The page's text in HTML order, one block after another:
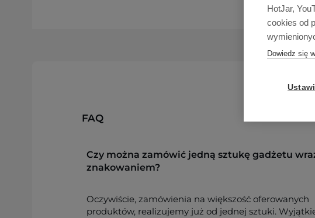
HotJar,
cookies od
Dowiedz się
FAQ
Czy można zamówić jedną sztukę gadżetu
znakowaniem?
Oczywiście, zamówienia na większość oferowanych
produktów, realizujemy już od jednej sztuki.